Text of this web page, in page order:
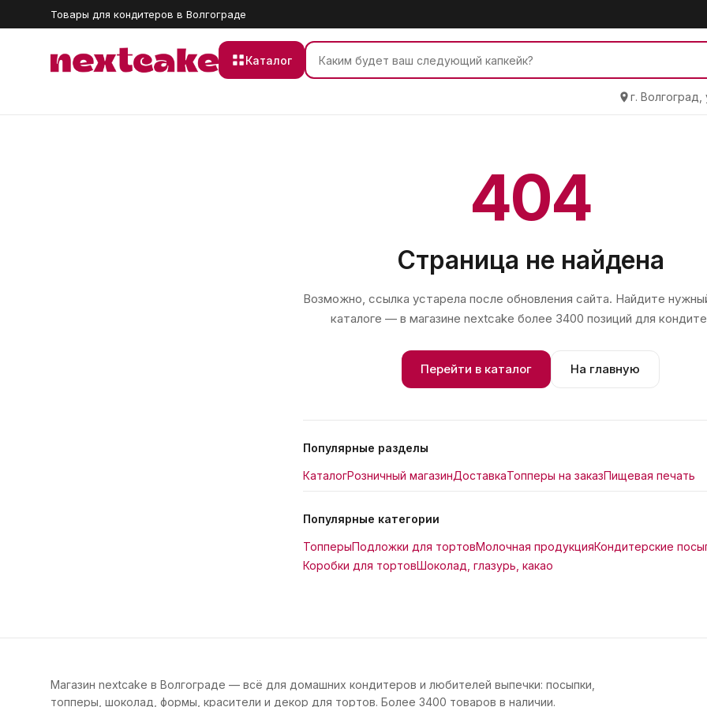
Товары для кондитеров в Волгограде
Каталог
г.
404
Страница не найдена
Возможно, ссылка устарела после обновления сайта. Найдите
каталоге — в магазине nextcake более 3400 позиций для
Перейти в каталог На главную
Популярные разделы
КаталогРозничный магазинДоставкаТопперы на заказПищевая печать
Популярные категории
ТопперыПодложки для тортовМолочная продукцияКондитерские
Коробки для тортовШоколад, глазурь, какао
Магазин nextcake в Волгограде — всё для домашних кондитеров и любителей выпечки: посыпки,
топперы, шоколад, формы, красители и декор для тортов. Более 3400 товаров в наличии.